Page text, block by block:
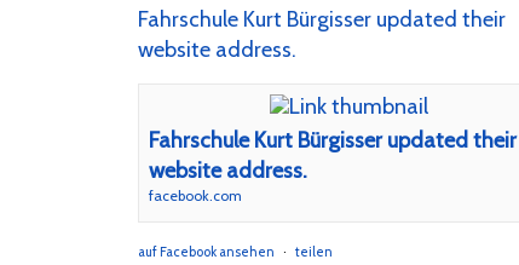
Fahrschule Kurt Bürgisser updated their
website address.
Fahrschule Kurt Bürgisser updated their
website address.
facebook.com
auf Facebook ansehen · teilen